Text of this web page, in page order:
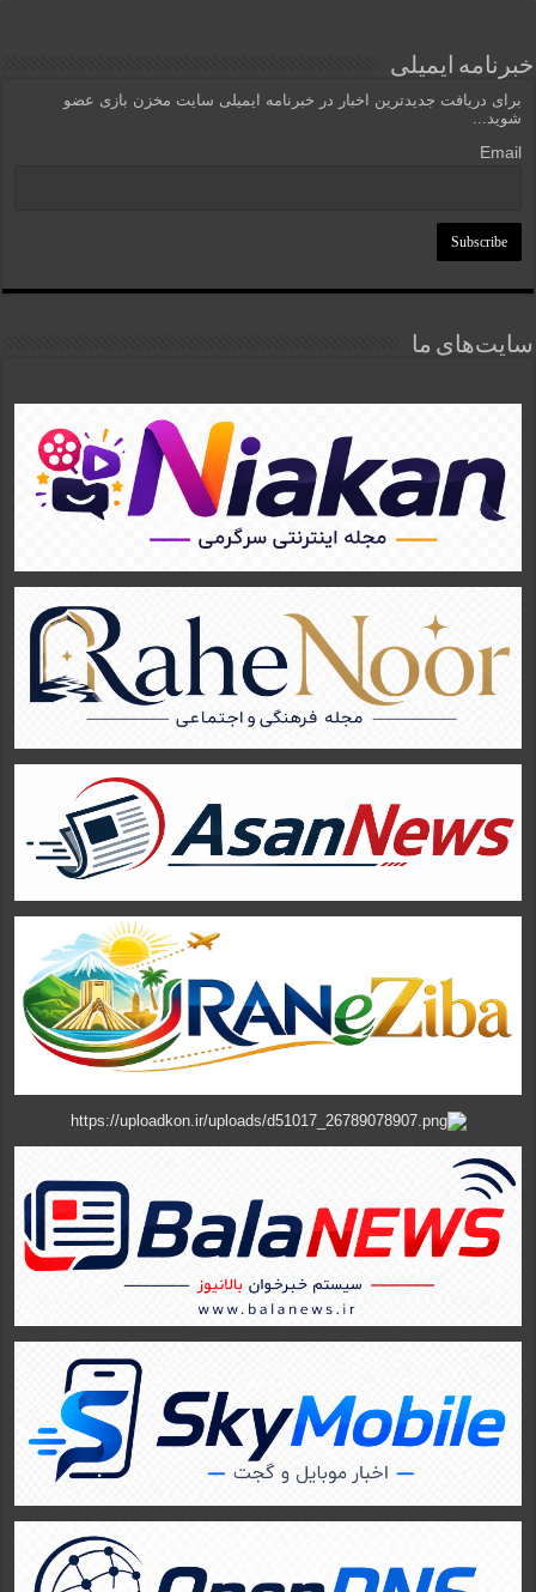
خبرنامه ایمیلی
برای دریافت جدیدترین اخبار در خبرنامه ایمیلی سایت مخزن بازی عضو
شوید...
Email
سایت‌های ما